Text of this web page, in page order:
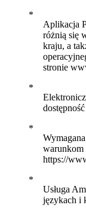
Aplikacja
różnią się
kraju, a
stronie
warunkom
https://
Usługa
językach i